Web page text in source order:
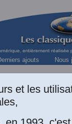
ajouts Nous
psychiatre,
et les